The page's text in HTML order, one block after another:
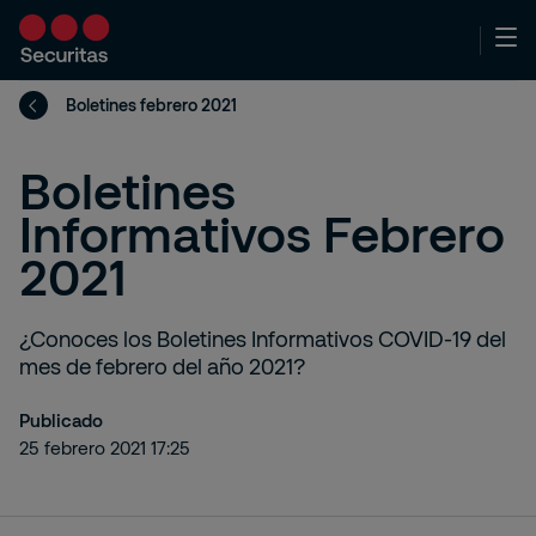
Boletines febrero 2021
Boletines
Informativos Febrero
2021
¿Conoces los Boletines Informativos COVID-19 del
mes de febrero del año 2021?
Publicado
25 febrero 2021 17:25